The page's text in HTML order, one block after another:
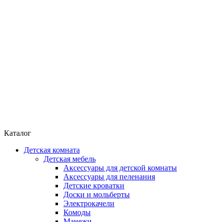
Каталог
Детская комната
Детская мебель
Аксессуары для детской комнаты
Аксессуары для пеленания
Детские кроватки
Доски и мольберты
Электрокачели
Комоды